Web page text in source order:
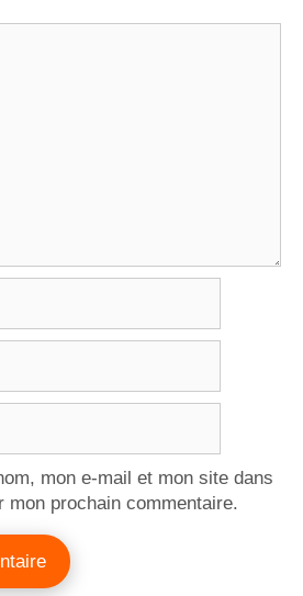
mon e-mail et mon site dans
mon prochain commentaire.